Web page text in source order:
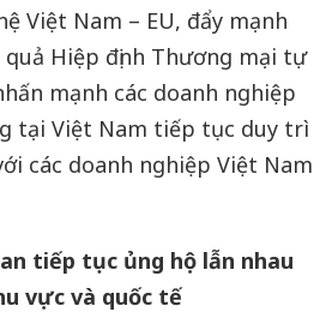
Việt Nam – EU, đẩy mạnh
Hiệp định Thương mại tự
mạnh các doanh nghiệp
tại Việt Nam tiếp tục duy trì
các doanh nghiệp Việt Nam
tiếp tục ủng hộ lẫn nhau
vực và quốc tế